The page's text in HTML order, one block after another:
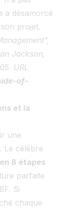
a désamorcé
projet.
Jackson,
URL
of-
et la
une
Le célèbre
8 étapes
parfaite
Si
chaque